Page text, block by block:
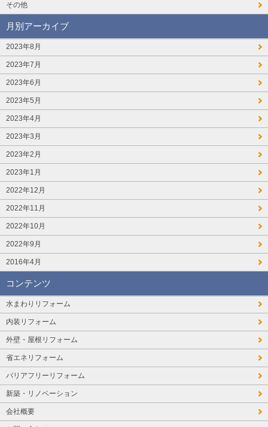
その他
月別アーカイブ
2023年8月
2023年7月
2023年6月
2023年5月
2023年4月
2023年3月
2023年2月
2023年1月
2022年12月
2022年11月
2022年10月
2022年9月
2016年4月
コンテンツ
水まわりリフォーム
内装リフォーム
外壁・屋根リフォーム
省エネリフォーム
バリアフリーリフォーム
新築・リノベーション
会社概要